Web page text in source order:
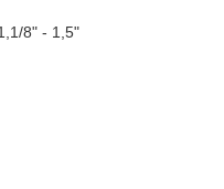
8" - 1,5"